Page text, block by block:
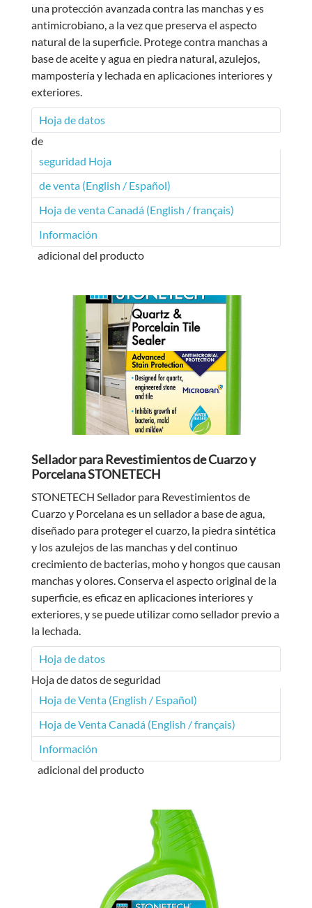
una protección avanzada contra las manchas y es
antimicrobiano, a la vez que preserva el aspecto
natural de la superficie. Protege contra manchas a
base de aceite y agua en piedra natural, azulejos,
mampostería y lechada en aplicaciones interiores y
exteriores.
Hoja de datos
de
seguridad Hoja
de venta (English / Español)
Hoja de venta Canadá (English / français)
Información
adicional del producto
Sellador para Revestimientos de Cuarzo y
Porcelana STONETECH
STONETECH Sellador para Revestimientos de
Cuarzo y Porcelana es un sellador a base de agua,
diseñado para proteger el cuarzo, la piedra sintética
y los azulejos de las manchas y del continuo
crecimiento de bacterias, moho y hongos que causan
manchas y olores. Conserva el aspecto original de la
superficie, es eficaz en aplicaciones interiores y
exteriores, y se puede utilizar como sellador previo a
la lechada.
Hoja de datos
Hoja de datos de seguridad
Hoja de Venta (English / Español)
Hoja de Venta Canadá (English / français)
Información
adicional del producto